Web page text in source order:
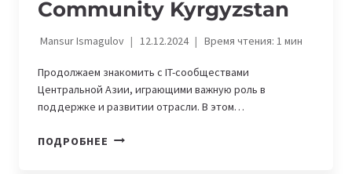
Community Kyrgyzstan
Mansur Ismagulov 12.12.2024 Время чтения: 1мин
Продолжаем знакомить с IT-сообществами
Центральной Азии, играющими важную роль в
поддержке и развитии отрасли. В этом…
ПОДРОБНЕЕ IT-